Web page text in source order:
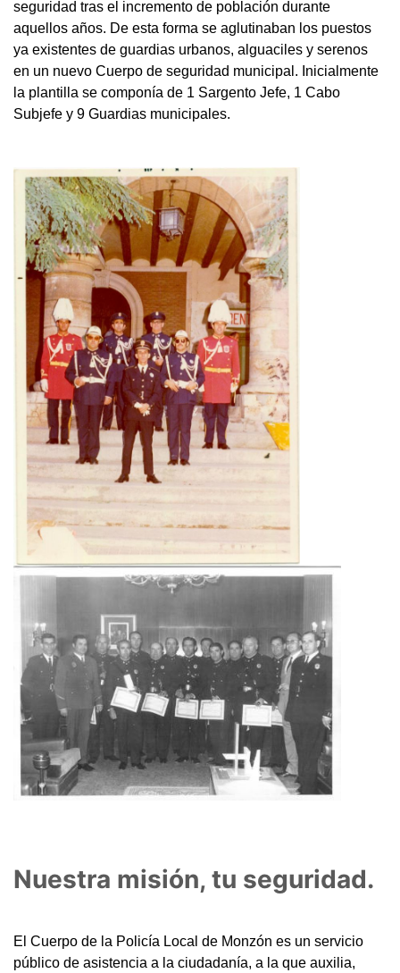
seguridad tras el incremento de población durante
aquellos años. De esta forma se aglutinaban los puestos
ya existentes de guardias urbanos, alguaciles y serenos
en un nuevo Cuerpo de seguridad municipal. Inicialmente
la plantilla se componía de 1 Sargento Jefe, 1 Cabo
Subjefe y 9 Guardias municipales.
Nuestra misión, tu seguridad.
El Cuerpo de la Policía Local de Monzón es un servicio
público de asistencia a la ciudadanía, a la que auxilia,